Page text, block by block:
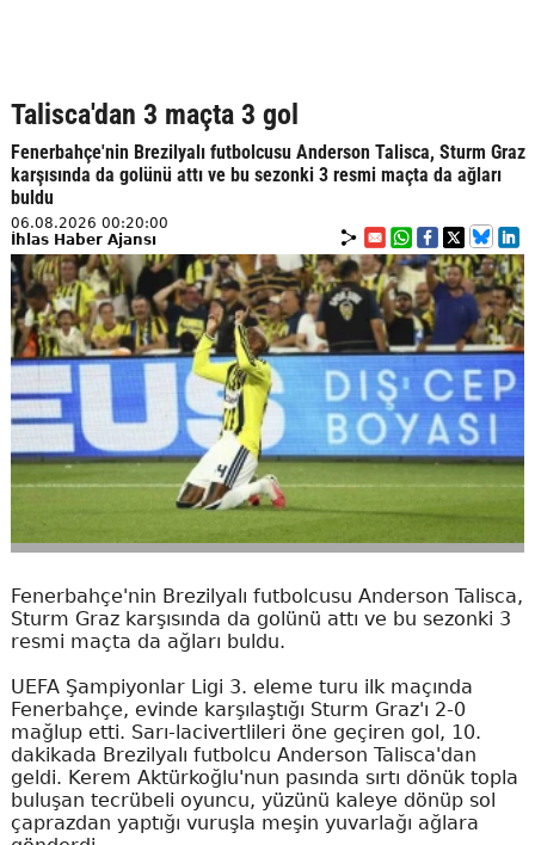
Talisca'dan 3 maçta 3 gol
Fenerbahçe'nin Brezilyalı futbolcusu Anderson Talisca, Sturm Graz
karşısında da golünü attı ve bu sezonki 3 resmi maçta da ağları
buldu
06.08.2026 00:20:00
İhlas Haber Ajansı
Fenerbahçe'nin Brezilyalı futbolcusu Anderson Talisca,
Sturm Graz karşısında da golünü attı ve bu sezonki 3
resmi maçta da ağları buldu.
UEFA Şampiyonlar Ligi 3. eleme turu ilk maçında
Fenerbahçe, evinde karşılaştığı Sturm Graz'ı 2-0
mağlup etti. Sarı-lacivertlileri öne geçiren gol, 10.
dakikada Brezilyalı futbolcu Anderson Talisca'dan
geldi. Kerem Aktürkoğlu'nun pasında sırtı dönük topla
buluşan tecrübeli oyuncu, yüzünü kaleye dönüp sol
çaprazdan yaptığı vuruşla meşin yuvarlağı ağlara